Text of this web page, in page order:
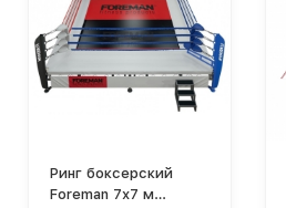
Ринг боксерский
Foreman 7х7 м